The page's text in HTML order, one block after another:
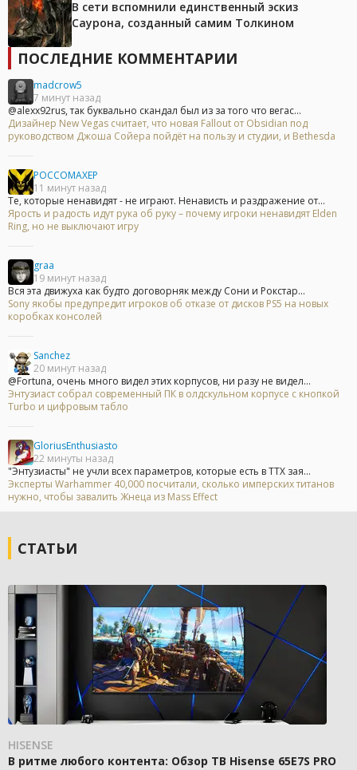
В сети вспомнили единственный эскиз
Саурона, созданный самим Толкином
ПОСЛЕДНИЕ КОММЕНТАРИИ
madcrow5
7 минут назад
@alexx92rus, так буквально скандал был из за того что вегас...
Дизайнер New Vegas считает, что новая Fallout от Obsidian под
руководством Джоша Сойера пойдёт на пользу и студии, и Bethesda
POCCOMAXEP
11 минут назад
Те, которые ненавидят - не играют. Ненависть и раздражение от...
Ярость и радость идут рука об руку – почему игроки ненавидят Elden
Ring, но не выключают игру
graa
19 минут назад
Вся эта движуха как будто договорняк между Сони и Рокстар...
Sony якобы предупредит игроков об отказе от дисков PS5 на новых
коробках консолей
Sanchez
20 минут назад
@Fortuna, очень много видел этих корпусов, ни разу не видел...
Энтузиаст собрал современный ПК в олдскульном корпусе с кнопкой
Turbo и цифровым табло
GloriusEnthusiasto
22 минуты назад
"Энтузиасты" не учли всех параметров, которые есть в ТТХ зая...
Эксперты Warhammer 40,000 посчитали, сколько имперских титанов
нужно, чтобы завалить Жнеца из Mass Effect
СТАТЬИ
HISENSE
В ритме любого контента: Обзор ТВ Hisense 65E7S PRO